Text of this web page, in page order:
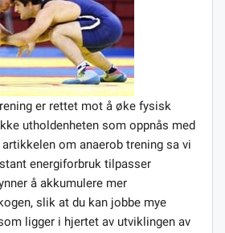
er rettet mot å øke fysisk
utholdenheten som oppnås med
om anaerob trening sa vi
energiforbruk tilpasser
å akkumulere mer
slik at du kan jobbe mye
ligger i hjertet av utviklingen av